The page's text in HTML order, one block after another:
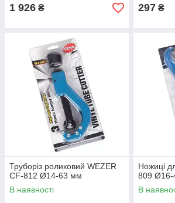
1 926 ₴ 297 ₴
Труборіз роликовий WEZER
CF-812 Ø14-63 мм
В наявності
Ножиці
809
В